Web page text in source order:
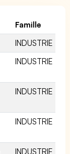
Famille
INDUSTRIE
INDUSTRIE
INDUSTRIE
INDUSTRIE
INDUSTRIE